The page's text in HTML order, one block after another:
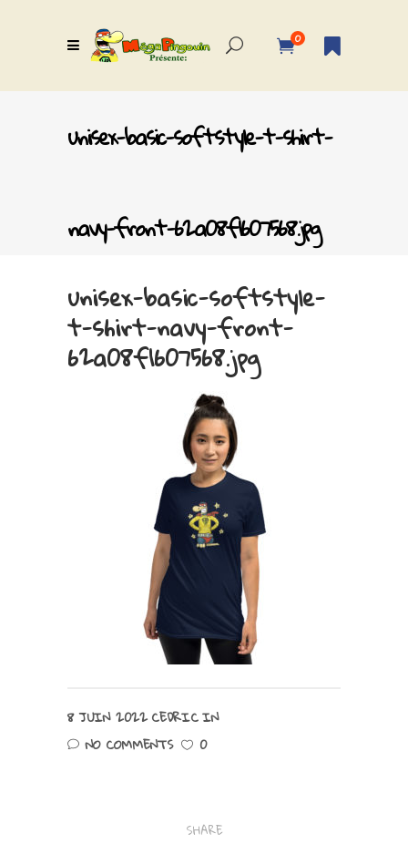
0
unisex-basic-softstyle-t-shirt-
navy-front-62a08f1607568.jpg
unisex-basic-softstyle-
t-shirt-navy-front-
62a08f1607568.jpg
8 JUIN 2022CEDRICIN
NO COMMENTS
0
SHARE